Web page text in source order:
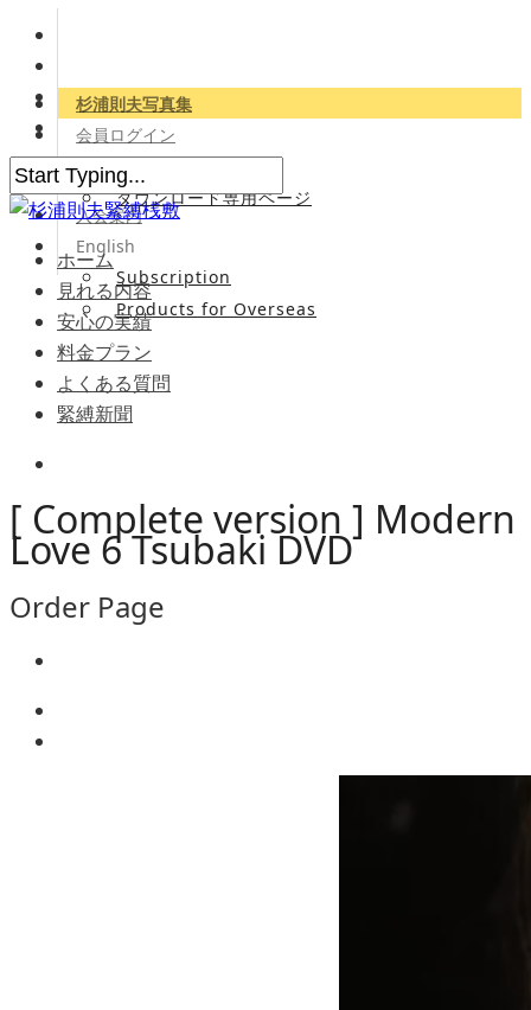
杉浦則夫写真集
会員ログイン
会員専用サイト
ダウンロード専用ページ
入会案内
English
Subscription
Products for Overseas
ホーム
見れる内容
安心の実績
料金プラン
よくある質問
緊縛新聞
[ Complete version ] Modern
Love 6 Tsubaki DVD
Order Page